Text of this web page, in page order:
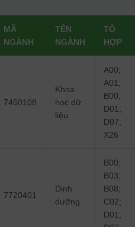
MÃ
NGÀNH
TÊN
NGÀNH
TỔ
HỢP
7460108
Khoa
học dữ
liệu
A00;
A01;
B00;
D01;
D07;
X26
7720401
Dinh
dưỡng
B00;
B03;
B08;
C02;
D01;